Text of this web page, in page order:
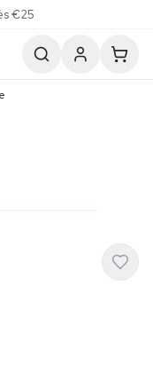
€25